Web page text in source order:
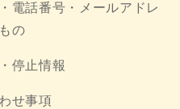
電話番号・メールアドレ
の
停止情報
せ事項